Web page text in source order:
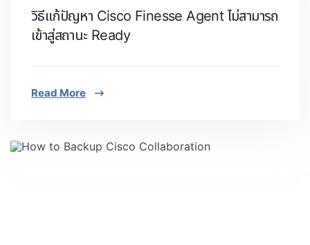
วิธีแก้ปัญหา Cisco Finesse Agent ไม่สามารถ
เข้าสู่สถานะ Ready
Read More